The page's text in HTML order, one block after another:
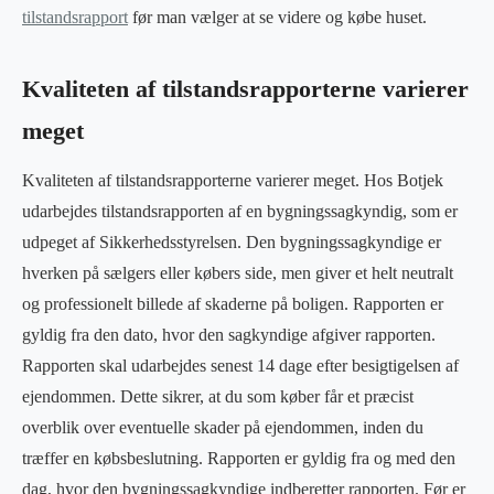
tilstandsrapport før man vælger at se videre og købe huset.
Kvaliteten af tilstandsrapporterne varierer
meget
Kvaliteten af tilstandsrapporterne varierer meget. Hos Botjek
udarbejdes tilstandsrapporten af en bygningssagkyndig, som er
udpeget af Sikkerhedsstyrelsen. Den bygningssagkyndige er
hverken på sælgers eller købers side, men giver et helt neutralt
og professionelt billede af skaderne på boligen. Rapporten er
gyldig fra den dato, hvor den sagkyndige afgiver rapporten.
Rapporten skal udarbejdes senest 14 dage efter besigtigelsen af
ejendommen. Dette sikrer, at du som køber får et præcist
overblik over eventuelle skader på ejendommen, inden du
træffer en købsbeslutning. Rapporten er gyldig fra og med den
dag, hvor den bygningssagkyndige indberetter rapporten. Før er